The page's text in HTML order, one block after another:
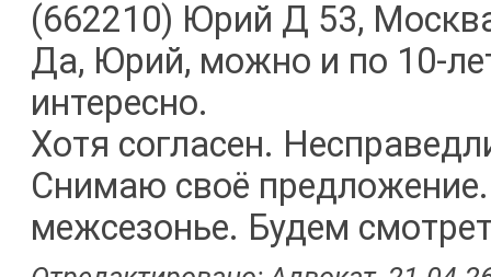
(662210) Юрий Д 53,
Да, Юрий, можно и по 10-
интересно.
Хотя согласен.
Снимаю своё
межсезонье. Будем